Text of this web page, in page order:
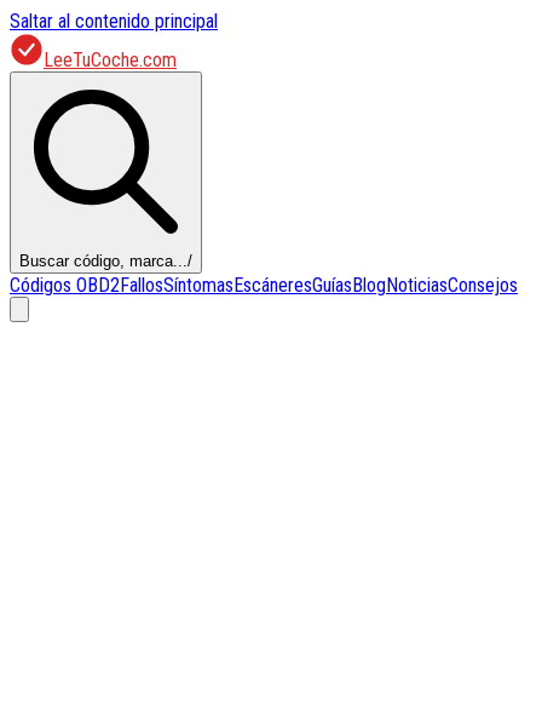
Saltar al contenido principal
LeeTuCoche.com
Buscar código, marca.../
Códigos OBD2FallosSíntomasEscáneresGuíasBlogNoticiasConsejos